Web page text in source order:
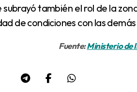
subrayó también el rol de la
de condiciones con las
Fuente:Ministerio de